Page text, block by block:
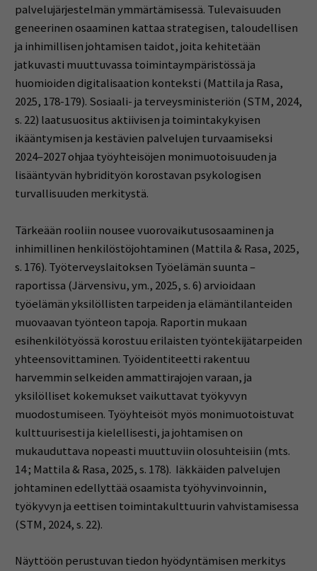
palvelujärjestelmän ymmärtämisessä. Tulevaisuuden
geneerinen osaaminen kattaa strategisen, taloudellisen
ja inhimillisen johtamisen taidot, joita kehitetään
jatkuvasti muuttuvassa toimintaympäristössä ja
huomioiden digitalisaation konteksti (Mattila ja Rasa,
2025, 178-179). Sosiaali- ja terveysministeriön (STM, 2024,
s. 22) laatusuositus aktiivisen ja toimintakykyisen
ikääntymisen ja kestävien palvelujen turvaamiseksi
2024–2027 ohjaa työyhteisöjen monimuotoisuuden ja
lisääntyvän hybridityön korostavan psykologisen
turvallisuuden merkitystä.
Tärkeään rooliin nousee vuorovaikutusosaaminen ja
inhimillinen henkilöstöjohtaminen (Mattila & Rasa, 2025,
s. 176). Työterveyslaitoksen Työelämän suunta –
raportissa (Järvensivu, ym., 2025, s. 6) arvioidaan
työelämän yksilöllisten tarpeiden ja elämäntilanteiden
muovaavan työnteon tapoja. Raportin mukaan
esihenkilötyössä korostuu erilaisten työntekijätarpeiden
yhteensovittaminen. Työidentiteetti rakentuu
harvemmin selkeiden ammattirajojen varaan, ja
yksilölliset kokemukset vaikuttavat työkyvyn
muodostumiseen. Työyhteisöt myös monimuotoistuvat
kulttuurisesti ja kielellisesti, ja johtamisen on
mukauduttava nopeasti muuttuviin olosuhteisiin (mts.
14 ; Mattila & Rasa, 2025, s. 178). Iäkkäiden palvelujen
johtaminen edellyttää osaamista työhyvinvoinnin,
työkyvyn ja eettisen toimintakulttuurin vahvistamisessa
(STM, 2024, s. 22).
Näyttöön perustuvan tiedon hyödyntämisen merkitys